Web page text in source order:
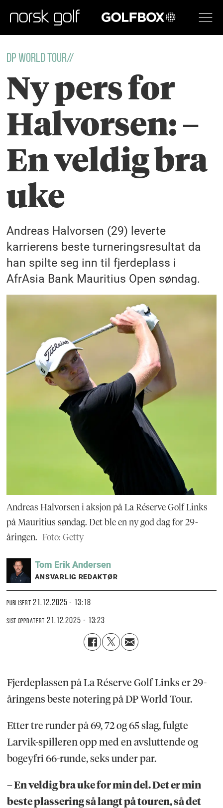
GOLFBOX
DP WORLD TOUR//
Ny pers for
Halvorsen: –
En veldig bra
uke
Andreas Halvorsen (29) leverte
karrierens beste turneringsresultat da
han spilte seg inn til fjerdeplass i
AfrAsia Bank Mauritius Open søndag.
Andreas Halvorsen i aksjon på La Réserve Golf Links
på Mauritius søndag. Det ble en ny god dag for 29-
åringen. Foto: Getty
Tom Erik Andersen
ANSVARLIG REDAKTØR
PUBLISERT 21.12.2025 - 13:18
SIST OPPDATERT 21.12.2025 - 13:23
Fjerdeplassen på La Réserve Golf Links er 29-
åringens beste notering på DP World Tour.
Etter tre runder på 69, 72 og 65 slag, fulgte
Larvik-spilleren opp med en avsluttende og
bogeyfri 66-runde, seks under par.
– En veldig bra uke for min del. Det er min
beste plassering så langt på touren, så det